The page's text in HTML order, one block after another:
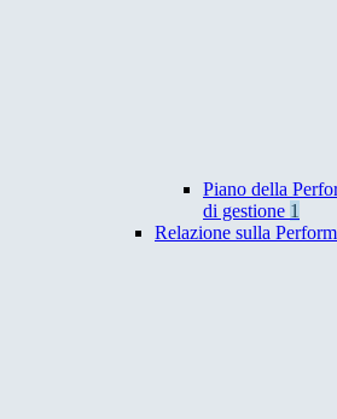
Piano della
di gestione 1
Relazione sulla